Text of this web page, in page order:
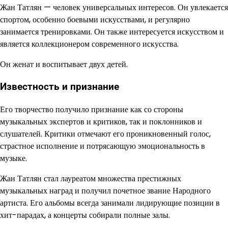
Жан Татлян — человек универсальных интересов. Он увлекается
спортом, особенно боевыми искусствами, и регулярно
занимается тренировками. Он также интересуется искусством и
является коллекционером современного искусства.
Он женат и воспитывает двух детей.
Известность и признание
Его творчество получило признание как со стороны
музыкальных экспертов и критиков, так и поклонников и
слушателей. Критики отмечают его проникновенный голос,
страстное исполнение и потрясающую эмоциональность в
музыке.
Жан Татлян стал лауреатом множества престижных
музыкальных наград и получил почетное звание Народного
артиста. Его альбомы всегда занимали лидирующие позиции в
хит-парадах, а концерты собирали полные залы.